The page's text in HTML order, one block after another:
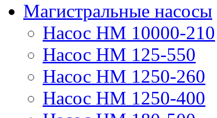
Магистральные насосы
Насос НМ 10000-210
Насос НМ 125-550
Насос НМ 1250-260
Насос НМ 1250-400